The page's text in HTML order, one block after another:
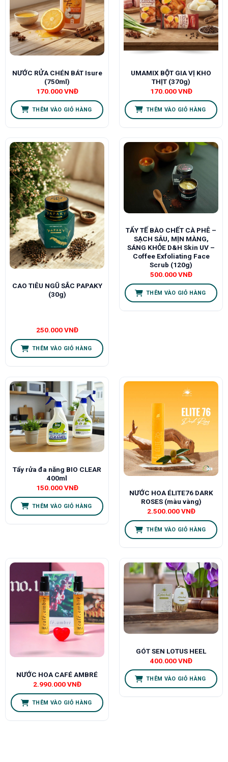
NƯỚC RỬA CHÉN BÁT Isure
(750ml)
170.000VNĐ
THÊM VÀO GIỎ HÀNG
UMAMIX BỘT GIA VỊ KHO
THỊT (370g)
170.000VNĐ
THÊM VÀO GIỎ HÀNG
CAO TIÊU NGŨ SẮC PAPAKY
(30g)
250.000VNĐ
THÊM VÀO GIỎ HÀNG
TẨY TẾ BÀO CHẾT CÀ PHÊ –
SẠCH SÂU, MỊN MÀNG,
SÁNG KHỎE D&H Skin UV –
Coffee Exfoliating Face
Scrub (120g)
500.000VNĐ
THÊM VÀO GIỎ HÀNG
Tẩy rửa đa năng BIO CLEAR
400ml
150.000VNĐ
THÊM VÀO GIỎ HÀNG
NƯỚC HOA ÉLITE76 DARK
ROSES (màu vàng)
2.500.000VNĐ
THÊM VÀO GIỎ HÀNG
NƯỚC HOA CAFÉ AMBRÉ
2.990.000VNĐ
THÊM VÀO GIỎ HÀNG
GÓT SEN LOTUS HEEL
400.000VNĐ
THÊM VÀO GIỎ HÀNG